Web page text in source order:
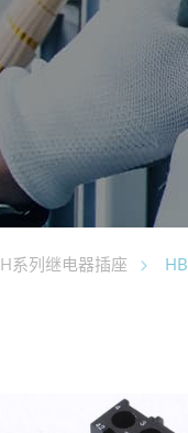
H系列继电器插座